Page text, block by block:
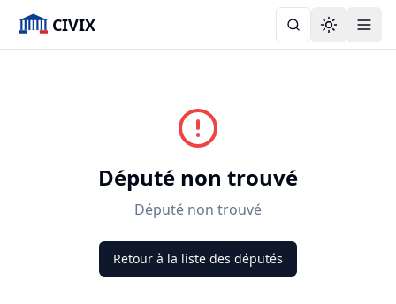
CIVIX Toggle
Député non trouvé
Député non trouvé
Retour à la liste des députés